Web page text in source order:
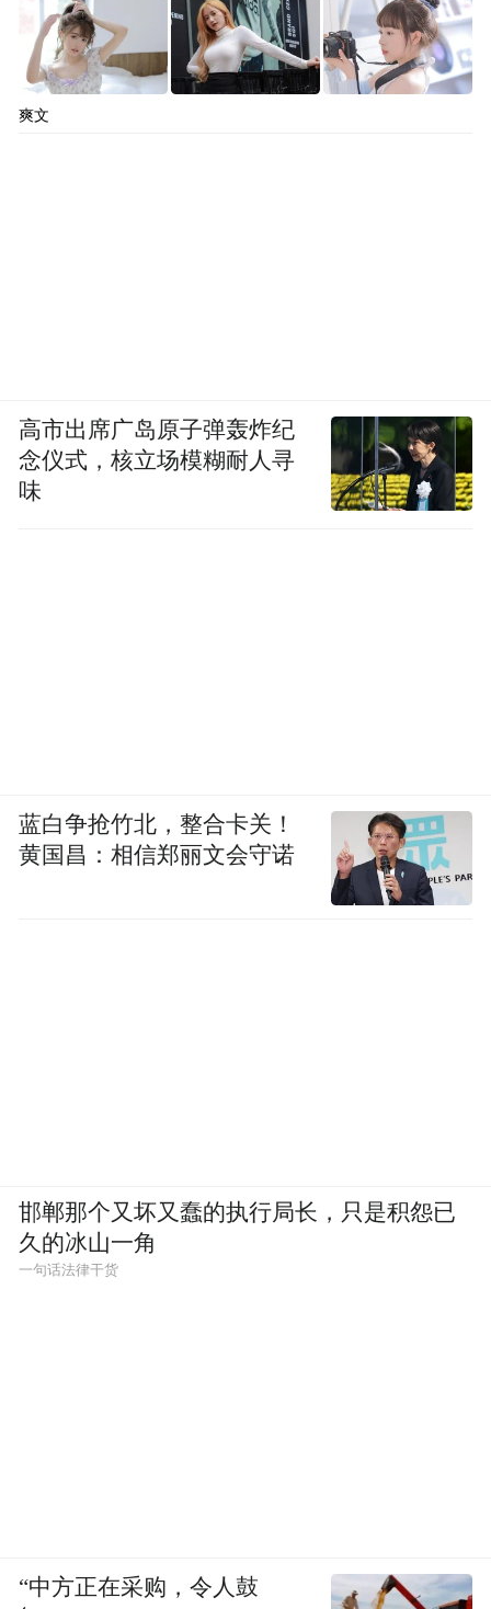
爽文
高市出席广岛原子弹轰炸纪
念仪式，核立场模糊耐人寻
味
蓝白争抢竹北，整合卡关！
黄国昌：相信郑丽文会守诺
邯郸那个又坏又蠢的执行局长，只是积怨已
久的冰山一角
一句话法律干货
“中方正在采购，令人鼓